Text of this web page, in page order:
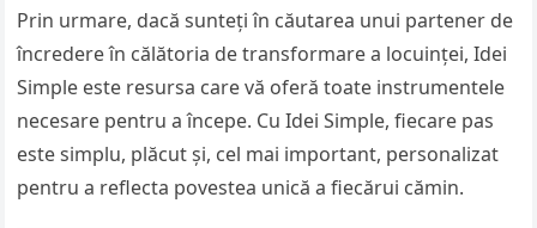
Prin urmare, dacă sunteți în căutarea unui partener de
încredere în călătoria de transformare a locuinței, Idei
Simple este resursa care vă oferă toate instrumentele
necesare pentru a începe. Cu Idei Simple, fiecare pas
este simplu, plăcut și, cel mai important, personalizat
pentru a reflecta povestea unică a fiecărui cămin.